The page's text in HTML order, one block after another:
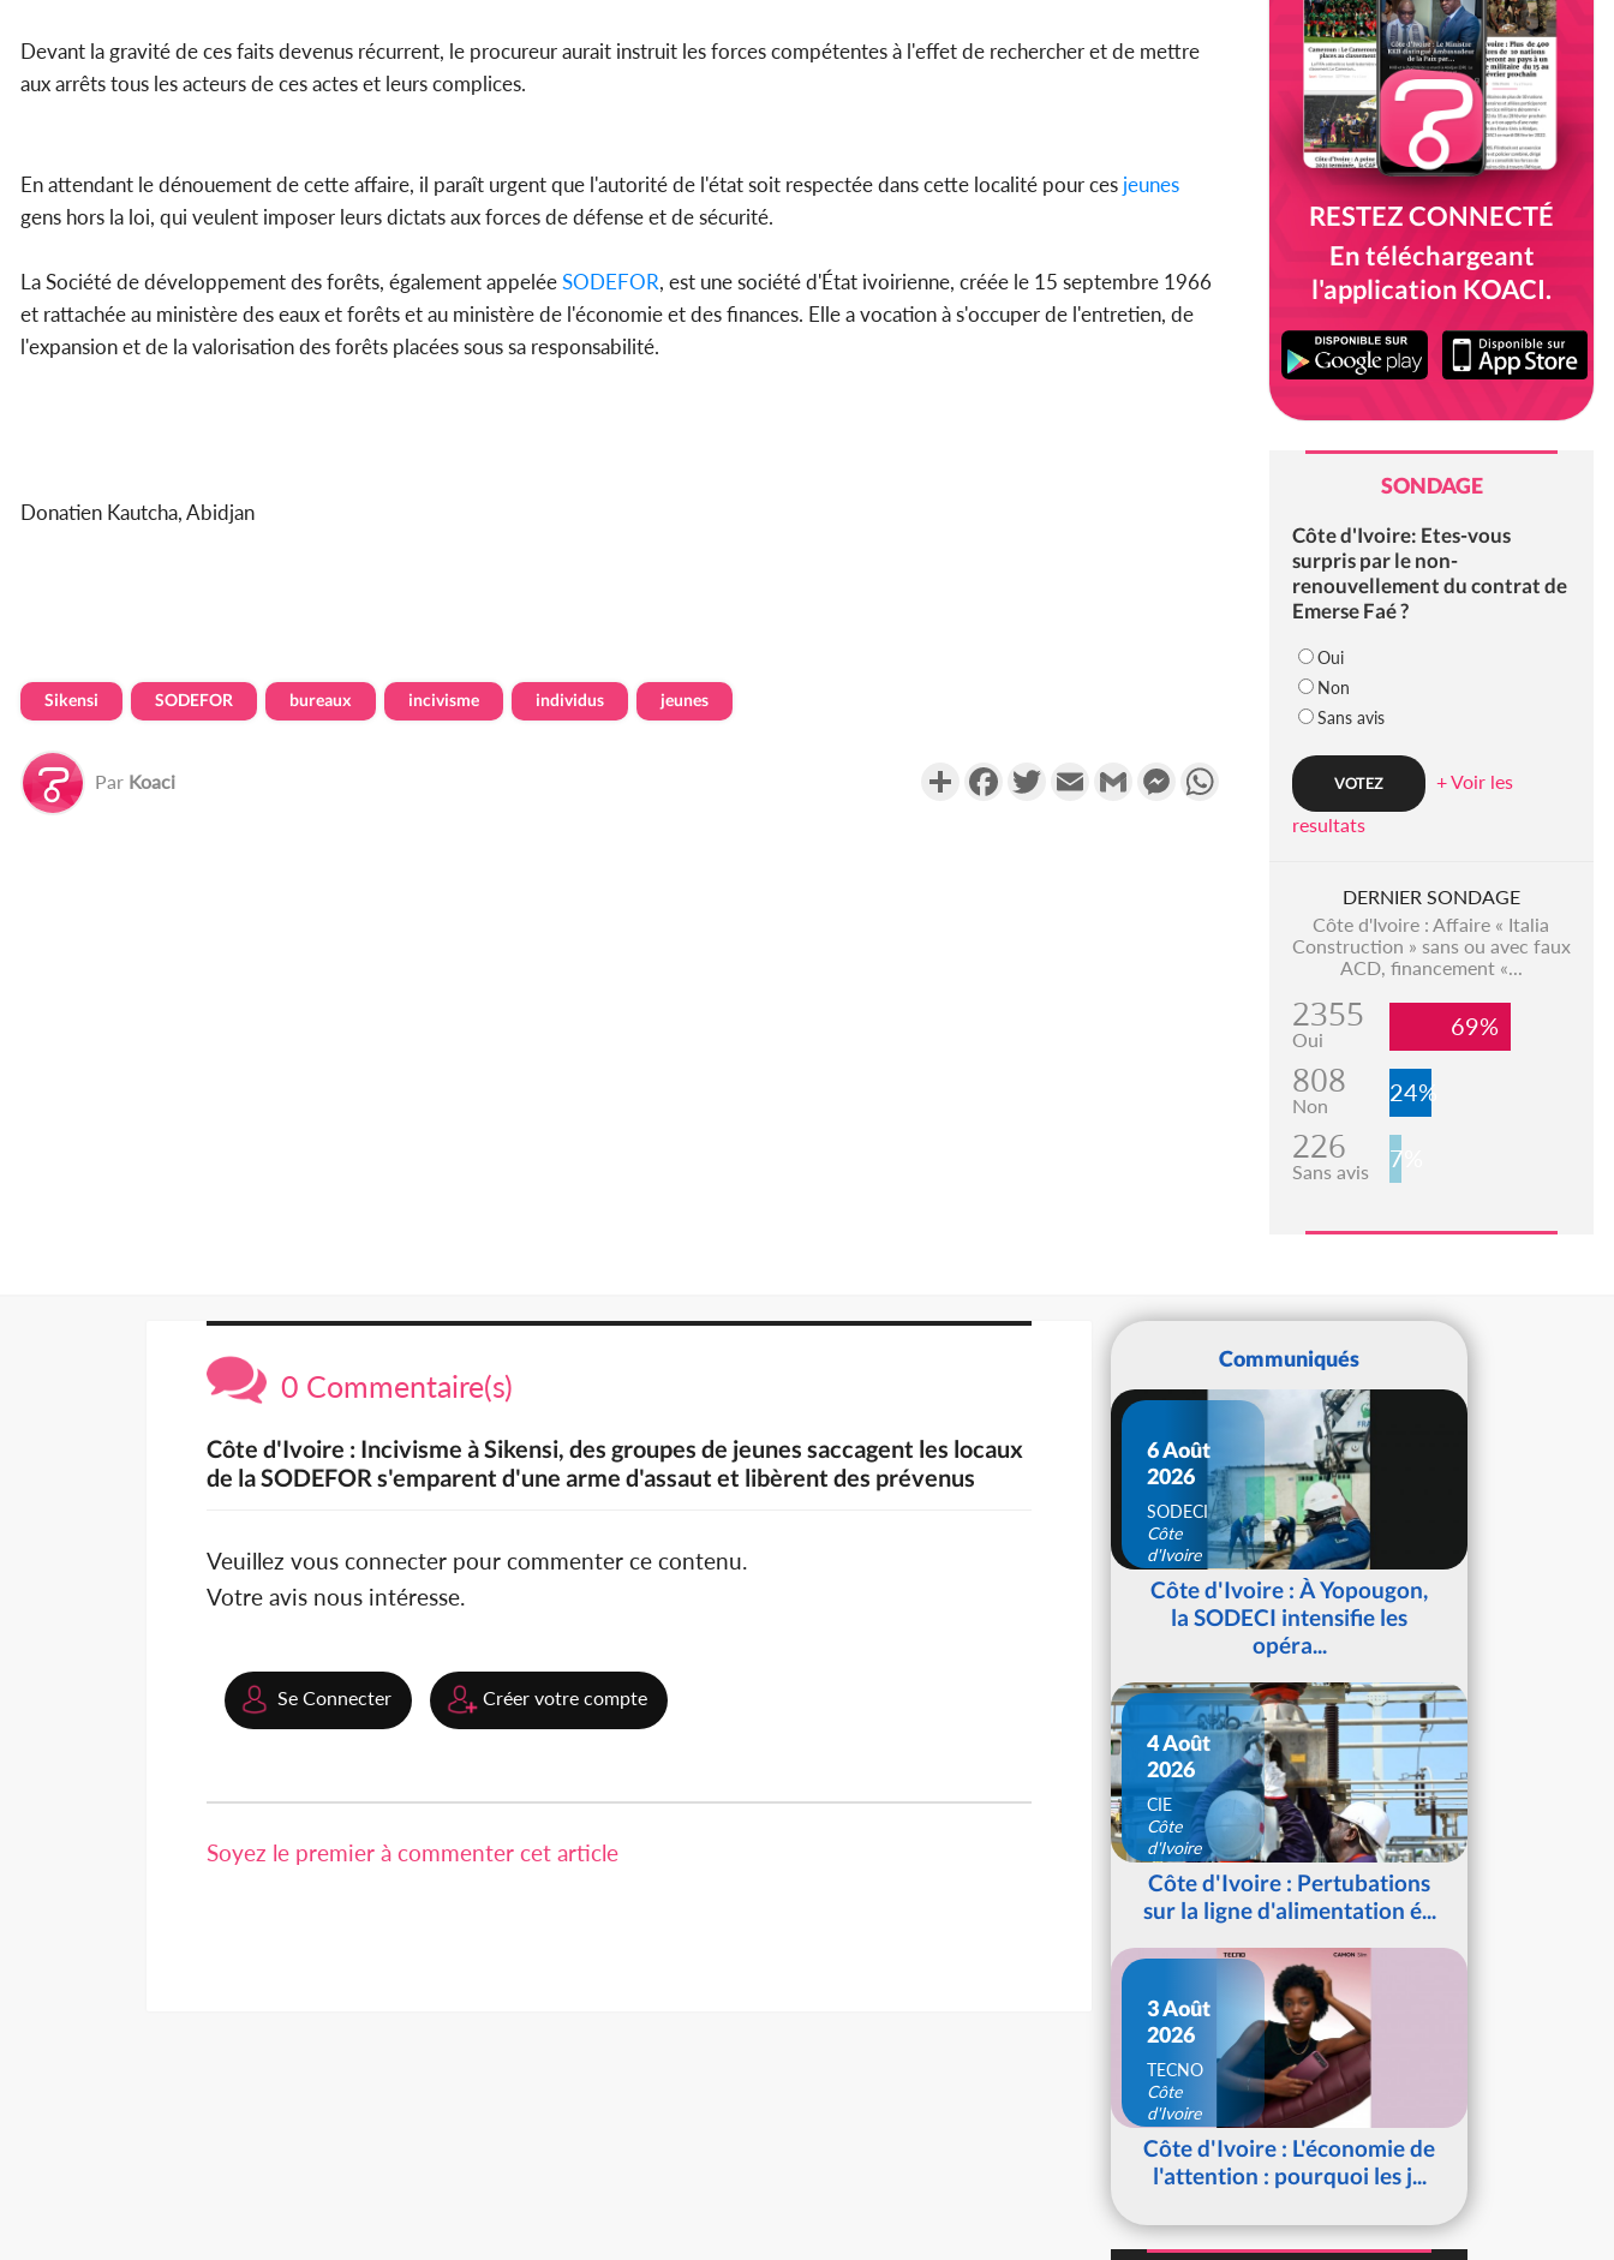
Devant la gravité de ces faits devenus récurrent, le procureur aurait instruit les forces compétentes à l'effet de rechercher et de mettre
aux arrêts tous les acteurs de ces actes et leurs complices.
En attendant le dénouement de cette affaire, il paraît urgent que l'autorité de l'état soit respectée dans cette localité pour ces jeunes
gens hors la loi, qui veulent imposer leurs dictats aux forces de défense et de sécurité.
La Société de développement des forêts, également appeléeSODEFOR, est une société d'État ivoirienne, créée le 15 septembre 1966
et rattachée au ministère des eaux et forêts et au ministère de l'économie et des finances. Elle a vocation à s'occuper de l'entretien, de
l'expansion et de la valorisation des forêts placées sous sa responsabilité.
Donatien Kautcha, Abidjan
Sikensi SODEFOR bureaux incivisme individus jeunes
Par Koaci PartagerFacebookTwitterEmail Gmail MessengerWhatsApp
RESTEZ CONNECTÉ
En téléchargeant
l'application KOACI.
SONDAGE
Côte d'Ivoire: Etes-vous
surpris par le non-
renouvellement du contrat de
Emerse Faé ?
Oui
Non
Sans avis
+ Voir les
resultats
DERNIER SONDAGE
Côte d'Ivoire : Affaire « Italia
Construction » sans ou avec faux
ACD, financement «...
2355
Oui 69%
808
Non 24%
226
Sans avis 7%
0 Commentaire(s)
Côte d'Ivoire : Incivisme à Sikensi, des groupes de jeunes saccagent les locaux
de la SODEFOR s'emparent d'une arme d'assaut et libèrent des prévenus
Veuillez vous connecter pour commenter ce contenu.
Votre avis nous intéresse.
Se Connecter Créer votre compte
Soyez le premier à commenter cet article
Communiqués
6 Août
2026
SODECI
Côte
d'Ivoire
Côte d'Ivoire : À Yopougon,
la SODECI intensifie les
opéra...
4 Août
2026
CIE
Côte
d'Ivoire
Côte d'Ivoire : Pertubations
sur la ligne d'alimentation é...
3 Août
2026
TECNO
Côte
d'Ivoire
Côte d'Ivoire : L'économie de
l'attention : pourquoi les j...